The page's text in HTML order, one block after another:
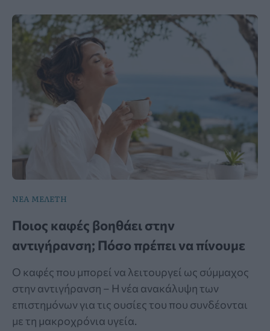
ΝΕΑ ΜΕΛΕΤΗ
Ποιος καφές βοηθάει στην
αντιγήρανση; Πόσο πρέπει να πίνουμε
Ο καφές που μπορεί να λειτουργεί ως σύμμαχος
στην αντιγήρανση – Η νέα ανακάλυψη των
επιστημόνων για τις ουσίες του που συνδέονται
με τη μακροχρόνια υγεία.